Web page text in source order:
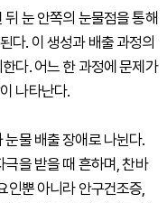
눈 안쪽의 눈물점을 통해
다. 이 생성과 배출 과정의
다. 어느 한 과정에 문제가
나타난다.
물 배출 장애로 나뉜다.
을 받을 때 흔하며, 찬바
인뿐 아니라 안구건조증,